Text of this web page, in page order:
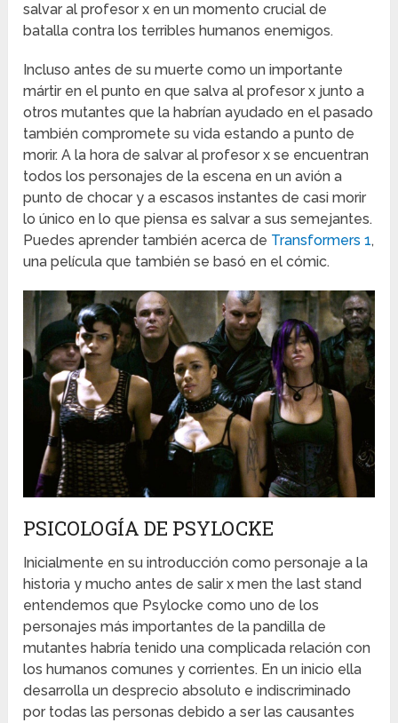
salvar al profesor x en un momento crucial de
batalla contra los terribles humanos enemigos.
Incluso antes de su muerte como un importante
mártir en el punto en que salva al profesor x junto a
otros mutantes que la habrían ayudado en el pasado
también compromete su vida estando a punto de
morir. A la hora de salvar al profesor x se encuentran
todos los personajes de la escena en un avión a
punto de chocar y a escasos instantes de casi morir
lo único en lo que piensa es salvar a sus semejantes.
Puedes aprender también acerca de Transformers 1,
una película que también se basó en el cómic.
PSICOLOGÍA DE PSYLOCKE
Inicialmente en su introducción como personaje a la
historia y mucho antes de salir x men the last stand
entendemos que Psylocke como uno de los
personajes más importantes de la pandilla de
mutantes habría tenido una complicada relación con
los humanos comunes y corrientes. En un inicio ella
desarrolla un desprecio absoluto e indiscriminado
por todas las personas debido a ser las causantes